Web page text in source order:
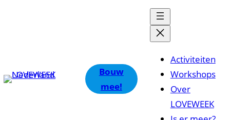
Bouw
mee!
Activiteiten
Workshops
Over
LOVEWEEK